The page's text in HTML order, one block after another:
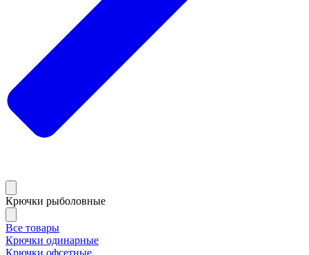
Крючки рыболовные
Все товары
Крючки одинарные